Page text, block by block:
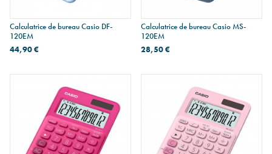
Calculatrice de bureau Casio DF-
120EM
44,90 €
Calculatrice de bureau Casio MS-
120EM
28,50 €